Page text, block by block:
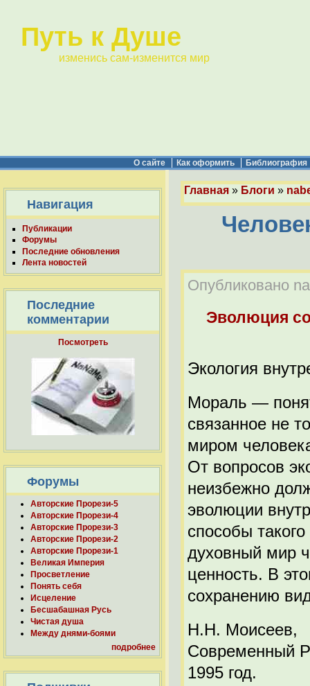
Путь к Душе
изменись сам-изменится мир
О сайте Как оформить Библиография
Навигация
Публикации
Форумы
Последние обновления
Лента новостей
Последние
комментарии
Посмотреть
Форумы
Авторские Прорези-5
Авторские Прорези-4
Авторские Прорези-3
Авторские Прорези-2
Авторские Прорези-1
Великая Империя
Просветление
Понять себя
Исцеление
Бесшабашная Русь
Чистая душа
Между днями-боями
подробнее
Главная » Блоги »
Опубликовано
Эволюция
Экология
Мораль —
связанное не
миром
От вопросов
неизбежно
эволюции
способы
духовный мир
ценность. В
сохранению
Н.Н. Моисеев,
Современный
1995 год.